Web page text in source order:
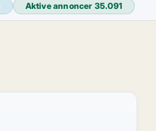
Aktive annoncer 35.091